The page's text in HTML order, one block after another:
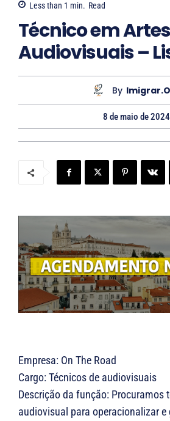
Less than 1 min. Read
Técnico em Artes
Audiovisuais –
By
8 de maio de 2024
Empresa: On The Road
Cargo: Técnicos de audiovisuais
Descrição da função: Procuramos
audiovisual para operacionalizar